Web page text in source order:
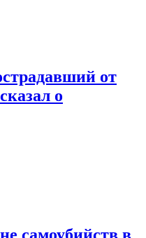
от
о
самоубийств в